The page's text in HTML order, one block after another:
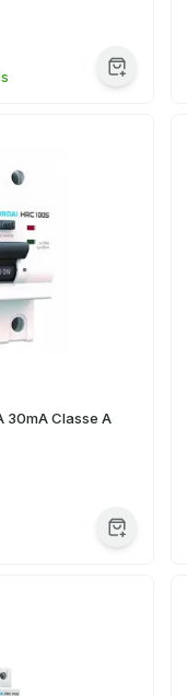
30mA Classe A